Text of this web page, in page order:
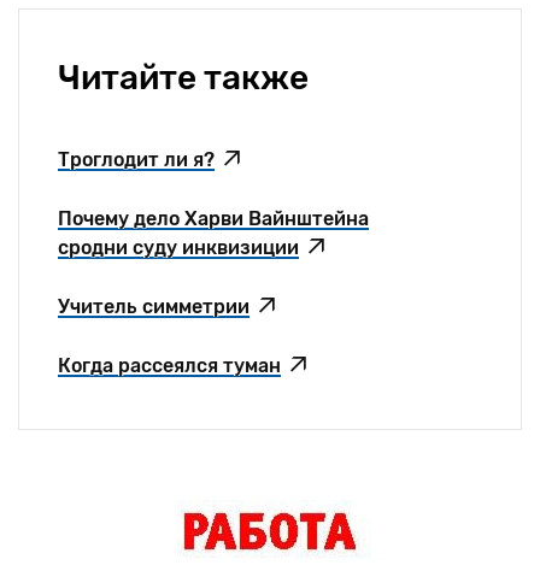
Читайте также
Троглодит ли я?
Почему дело Харви Вайнштейна
сродни суду инквизиции
Учитель симметрии
Когда рассеялся туман